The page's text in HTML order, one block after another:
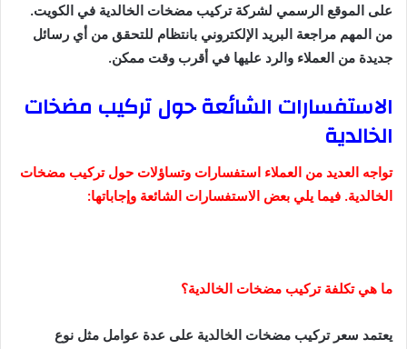
على الموقع الرسمي لشركة تركيب مضخات الخالدية في الكويت.
من المهم مراجعة البريد الإلكتروني بانتظام للتحقق من أي رسائل
جديدة من العملاء والرد عليها في أقرب وقت ممكن.
الاستفسارات الشائعة حول تركيب مضخات
الخالدية
تواجه العديد من العملاء استفسارات وتساؤلات حول تركيب مضخات
الخالدية. فيما يلي بعض الاستفسارات الشائعة وإجاباتها:
ما هي تكلفة تركيب مضخات الخالدية؟
يعتمد سعر تركيب مضخات الخالدية على عدة عوامل مثل نوع